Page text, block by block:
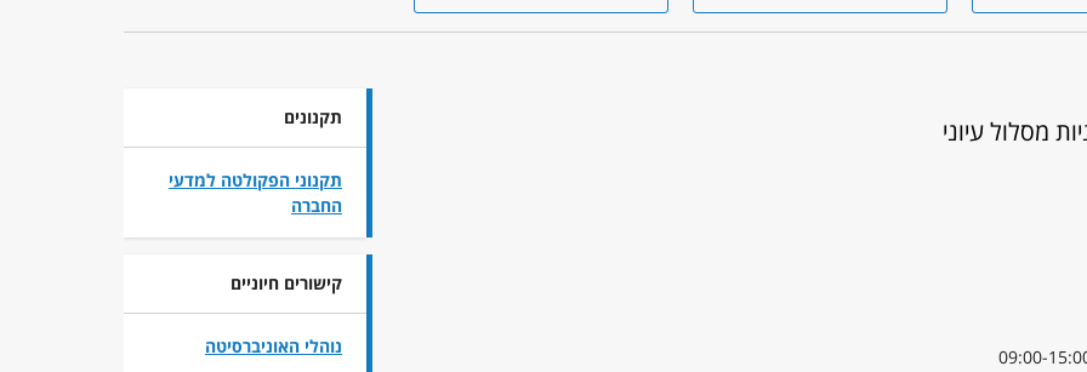
מסלול עיוני
תקנונים
תקנוני הפקולטה למדעי
החברה
קישורים חיוניים
נוהלי האוניברסיטה